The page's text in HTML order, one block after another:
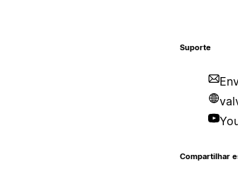
Suporte
Compartilhar